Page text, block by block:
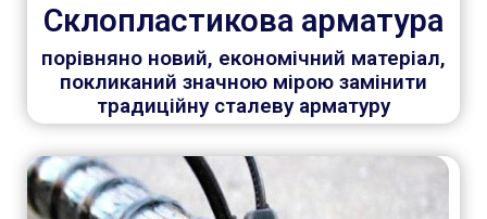
Склопластикова арматура
порівняно новий, економічний матеріал,
покликаний значною мірою замінити
традиційну сталеву арматуру